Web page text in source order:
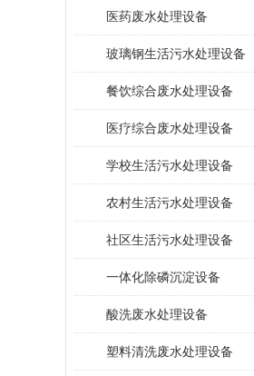
医药废水处理设备
玻璃钢生活污水处理设备
餐饮综合废水处理设备
医疗综合废水处理设备
学校生活污水处理设备
农村生活污水处理设备
社区生活污水处理设备
一体化除磷沉淀设备
酸洗废水处理设备
塑料清洗废水处理设备